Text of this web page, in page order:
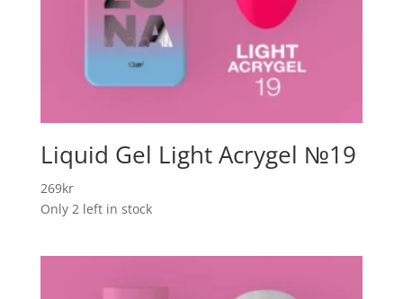
Liquid Gel Light Acrygel №19
269kr
Only 2 left in stock